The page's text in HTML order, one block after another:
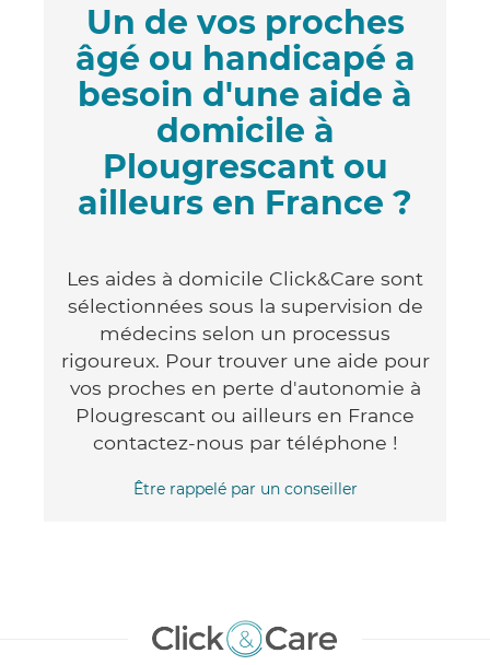
Un de vos proches
âgé ou handicapé a
besoin d'une aide à
domicile à
Plougrescant ou
ailleurs en France ?
Les aides à domicile Click&Care sont
sélectionnées sous la supervision de
médecins selon un processus
rigoureux. Pour trouver une aide pour
vos proches en perte d'autonomie à
Plougrescant ou ailleurs en France
contactez-nous par téléphone !
Être rappelé par un conseiller